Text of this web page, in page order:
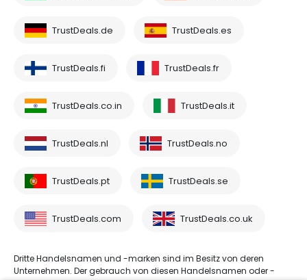
TrustDeals.de TrustDeals.es
TrustDeals.fi TrustDeals.fr
TrustDeals.co.in TrustDeals.it
TrustDeals.nl TrustDeals.no
TrustDeals.pt TrustDeals.se
TrustDeals.com TrustDeals.co.uk
Dritte Handelsnamen und -marken sind im Besitz von deren
Unternehmen. Der gebrauch von diesen Handelsnamen oder -